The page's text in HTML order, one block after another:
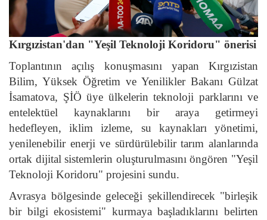
Kırgızistan'dan "Yeşil Teknoloji Koridoru" önerisi
Toplantının açılış konuşmasını yapan Kırgızistan
Bilim, Yüksek Öğretim ve Yenilikler Bakanı Gülzat
İsamatova, ŞİÖ üye ülkelerin teknoloji parklarını ve
entelektüel kaynaklarını bir araya getirmeyi
hedefleyen, iklim izleme, su kaynakları yönetimi,
yenilenebilir enerji ve sürdürülebilir tarım alanlarında
ortak dijital sistemlerin oluşturulmasını öngören "Yeşil
Teknoloji Koridoru" projesini sundu.
Avrasya bölgesinde geleceği şekillendirecek "birleşik
bir bilgi ekosistemi" kurmaya başladıklarını belirten